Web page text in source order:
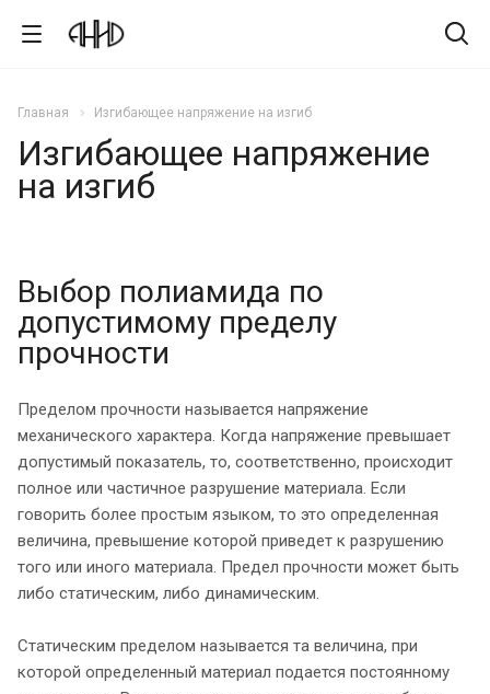
Главная Изгибающее напряжение на изгиб
Изгибающее напряжение
на изгиб
Выбор полиамида по
допустимому пределу
прочности
Пределом прочности называется напряжение
механического характера. Когда напряжение превышает
допустимый показатель, то, соответственно, происходит
полное или частичное разрушение материала. Если
говорить более простым языком, то это определенная
величина, превышение которой приведет к разрушению
того или иного материала. Предел прочности может быть
либо статическим, либо динамическим.
Статическим пределом называется та величина, при
которой определенный материал подается постоянному